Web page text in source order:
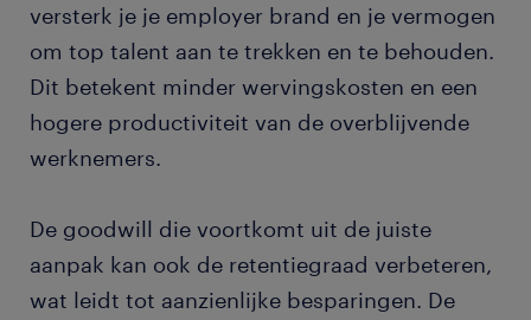
versterk je je employer brand en je vermogen
om top talent aan te trekken en te behouden.
Dit betekent minder wervingskosten en een
hogere productiviteit van de overblijvende
werknemers.
De goodwill die voortkomt uit de juiste
aanpak kan ook de retentiegraad verbeteren,
wat leidt tot aanzienlijke besparingen. De